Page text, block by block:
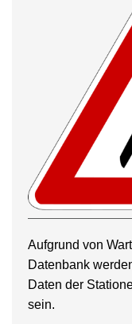
Aufgrund von
Datenbank
Daten der
sein.